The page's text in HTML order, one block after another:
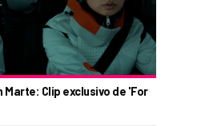
Clip exclusivo de 'For